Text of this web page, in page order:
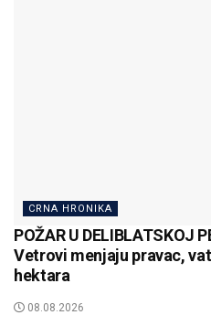
CRNA HRONIKA
POŽAR U DELIBLATSKOJ
Vetrovi menjaju pravac,
hektara
08.08.2026